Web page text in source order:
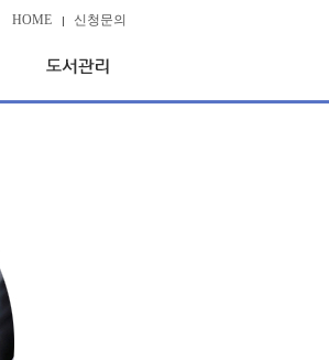
HOME 신청문의